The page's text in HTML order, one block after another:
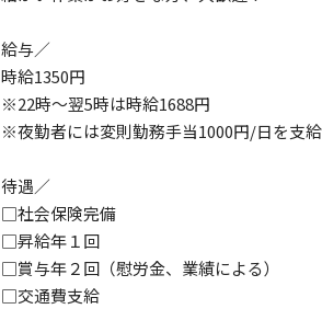
給与／
時給1350円
※22時～翌5時は時給1688円
※夜勤者には変則勤務手当1000円/日を支給
待遇／
□社会保険完備
□昇給年１回
□賞与年２回（慰労金、業績による）
□交通費支給